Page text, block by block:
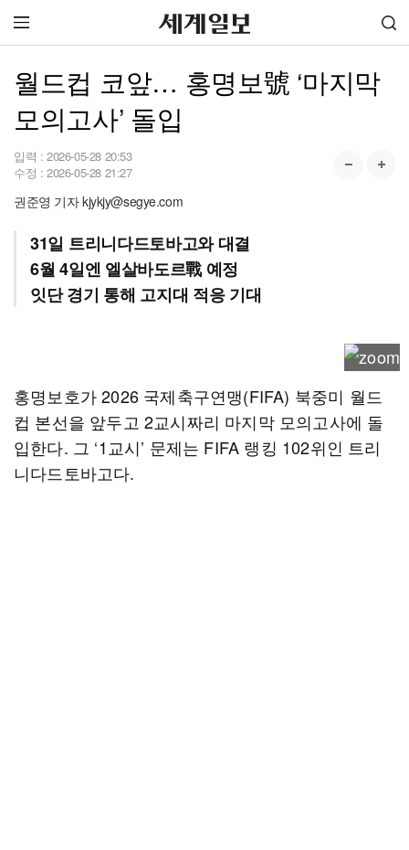
월드컵 코앞… 홍명보號 ‘마지막
모의고사’ 돌입
입력 : 2026-05-28 20:53
수정 : 2026-05-28 21:27
권준영 기자 kjykjy@segye.com
31일 트리니다드토바고와 대결
6월 4일엔 엘살바도르戰 예정
잇단 경기 통해 고지대 적응 기대
홍명보호가 2026 국제축구연맹(FIFA) 북중미 월드
컵 본선을 앞두고 2교시짜리 마지막 모의고사에 돌
입한다. 그 ‘1교시’ 문제는 FIFA 랭킹 102위인 트리
니다드토바고다.